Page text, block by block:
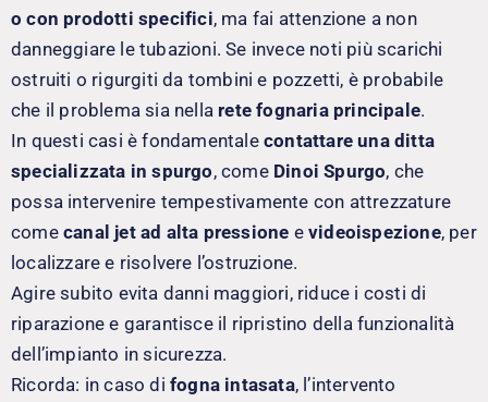
o con prodotti specifici, ma fai attenzione a non
danneggiare le tubazioni. Se invece noti più scarichi
ostruiti o rigurgiti da tombini e pozzetti, è probabile
che il problema sia nella rete fognaria principale.
In questi casi è fondamentale contattare una ditta
specializzata in spurgo, come Dinoi Spurgo, che
possa intervenire tempestivamente con attrezzature
come canal jet ad alta pressione evideoispezione, per
localizzare e risolvere l’ostruzione.
Agire subito evita danni maggiori, riduce i costi di
riparazione e garantisce il ripristino della funzionalità
dell’impianto in sicurezza.
Ricorda: in caso di fogna intasata, l’intervento